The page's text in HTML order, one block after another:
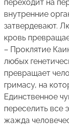
переходит на
внутренние
затвердевают.
кровь
– Проклятие
любых
превращает
гримасу, на
Единственное
переселить все
жажда